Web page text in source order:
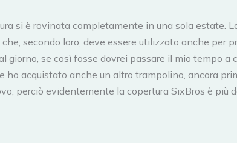
si è rovinata completamente in una sola estate.
secondo loro, deve essere utilizzato anche per
giorno, se così fosse dovrei passare il mio tempo a
ho acquistato anche un altro trampolino, ancora
perciò evidentemente la copertura SixBros è più